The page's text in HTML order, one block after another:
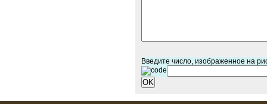
Введите число, изображенное на